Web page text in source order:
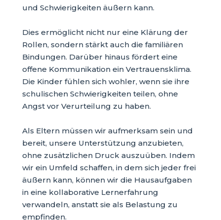
und Schwierigkeiten äußern kann.
Dies ermöglicht nicht nur eine Klärung der
Rollen, sondern stärkt auch die familiären
Bindungen. Darüber hinaus fördert eine
offene Kommunikation ein Vertrauensklima.
Die Kinder fühlen sich wohler, wenn sie ihre
schulischen Schwierigkeiten teilen, ohne
Angst vor Verurteilung zu haben.
Als Eltern müssen wir aufmerksam sein und
bereit, unsere Unterstützung anzubieten,
ohne zusätzlichen Druck auszuüben. Indem
wir ein Umfeld schaffen, in dem sich jeder frei
äußern kann, können wir die Hausaufgaben
in eine kollaborative Lernerfahrung
verwandeln, anstatt sie als Belastung zu
empfinden.